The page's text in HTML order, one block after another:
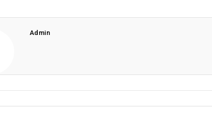
Admin